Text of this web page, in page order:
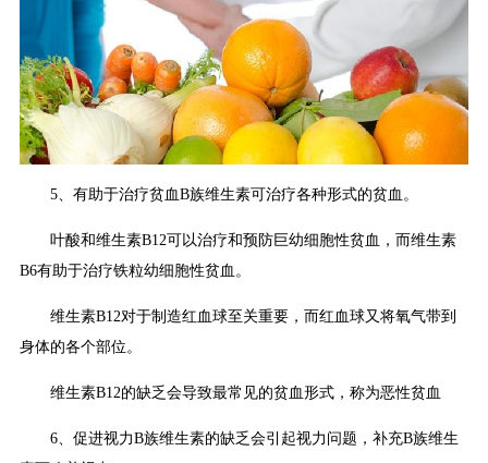
5、有助于治疗贫血B族维生素可治疗各种形式的贫血。
叶酸和维生素B12可以治疗和预防巨幼细胞性贫血，而维生素
B6有助于治疗铁粒幼细胞性贫血。
维生素B12对于制造红血球至关重要，而红血球又将氧气带到
身体的各个部位。
维生素B12的缺乏会导致最常见的贫血形式，称为恶性贫血
6、促进视力B族维生素的缺乏会引起视力问题，补充B族维生